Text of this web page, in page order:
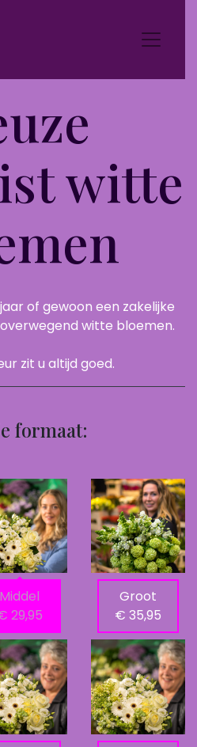
witte
of gewoon een zakelijke
witte bloemen.
zit u altijd goed.
formaat:
Middel
29,95
Groot
€ 35,95